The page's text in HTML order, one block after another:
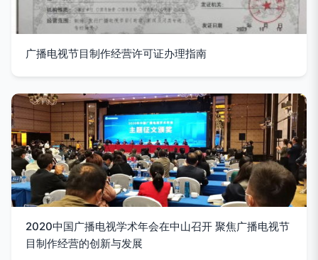
广播电视节目制作经营许可证办理指南
2020中国广播电视学术年会在中山召开 聚焦广播电视节
目制作经营的创新与发展